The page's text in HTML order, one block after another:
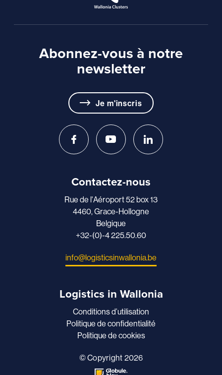
Abonnez-vous à notre
newsletter
Je m'inscris
Contactez-nous
Rue de l'Aéroport 52 box 13
4460, Grace-Hollogne
Belgique
+32-(0)-4 225.50.60
info@logisticsinwallonia.be
Logistics in Wallonia
Conditions d’utilisation
Politique de confidentialité
Politique de cookies
© Copyright 2026